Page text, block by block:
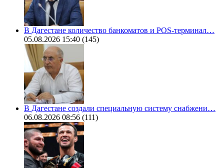
В Дагестане количество банкоматов и POS-терминал…
05.08.2026 15:40 (145)
В Дагестане создали специальную систему снабжени…
06.08.2026 08:56 (111)